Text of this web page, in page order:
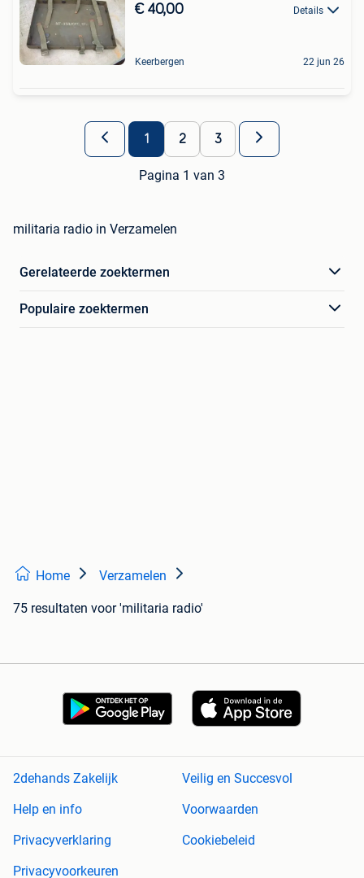
€ 40,00 Details
Keerbergen 22 jun 26
1 2 3
Pagina 1 van 3
militaria radio in Verzamelen
Gerelateerde zoektermen
Populaire zoektermen
Home Verzamelen
75 resultaten voor 'militaria radio'
2dehands Zakelijk
Veilig en Succesvol
Help en info
Voorwaarden
Privacyverklaring
Cookiebeleid
Privacyvoorkeuren